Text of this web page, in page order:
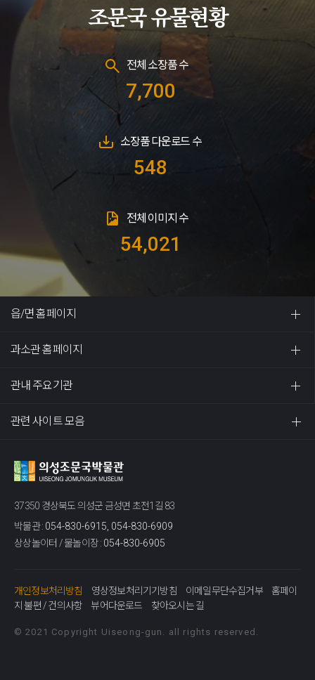
조문국 유물현황
전체 소장품 수
7,700
소장품 다운로드 수
548
전체 이미지 수
54,021
읍/면 홈페이지
과소관 홈페이지
관내 주요기관
관련 사이트 모음
37350 경상북도 의성군 금성면 초전1길 83
박물관 : 054-830-6915, 054-830-6909
상상놀이터 / 물놀이장 : 054-830-6905
개인정보처리방침 영상정보처리기기방침 이메일무단수집거부
홈페이
지 불편 / 건의사항
뷰어다운로드 찾아오시는 길
© 2021 Copyright Uiseong-gun. all rights reserved.